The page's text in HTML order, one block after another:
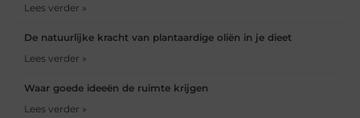
Lees verder »
De natuurlijke kracht van plantaardige oliën in je dieet
Lees verder »
Waar goede ideeën de ruimte krijgen
Lees verder »